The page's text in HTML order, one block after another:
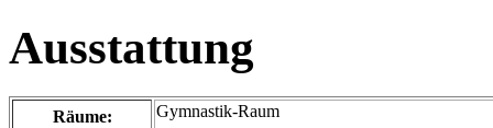
Ausstattung
Räume: Gymnastik-Raum